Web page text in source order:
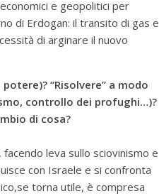
e geopolitici per
di Erdogan: il transito di gas e
di arginare il nuovo
“Risolvere” a modo
controllo dei profughi…)?
di cosa?
leva sullo sciovinismo e
con Israele e si confronta
torna utile, è compresa